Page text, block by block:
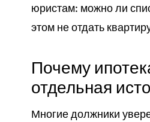
юристам: можно ли
этом не отдать
Почему
отдельная
Многие должники